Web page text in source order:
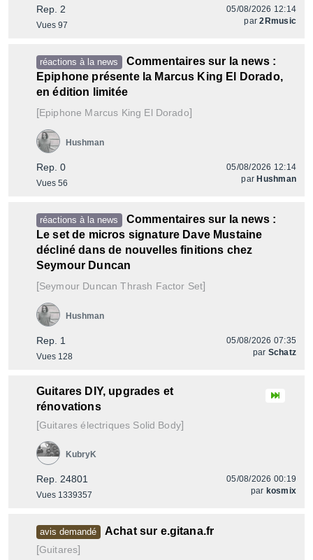
Rep. 2
Vues 97
05/08/2026 12:14
par2Rmusic
réactions à la news
Commentaires sur la news :
Epiphone présente la Marcus King El Dorado,
en édition limitée
[Epiphone Marcus King El Dorado]
Rep. 0
Vues 56
Hushman
05/08/2026 12:14
par Hushman
réactions à la news
Commentaires sur la news :
Le set de micros signature Dave Mustaine
décliné dans de nouvelles finitions chez
Seymour Duncan
[Seymour Duncan Thrash Factor Set]
Rep. 1
Vues 128
Hushman
05/08/2026 07:35
par Schatz
Guitares DIY, upgrades et
rénovations
[Guitares électriques Solid Body]
Rep. 24801
Vues 1339357
KubryK
05/08/2026 00:19
par kosmix
avis demandé
Achat sur e.gitana.fr
[Guitares]